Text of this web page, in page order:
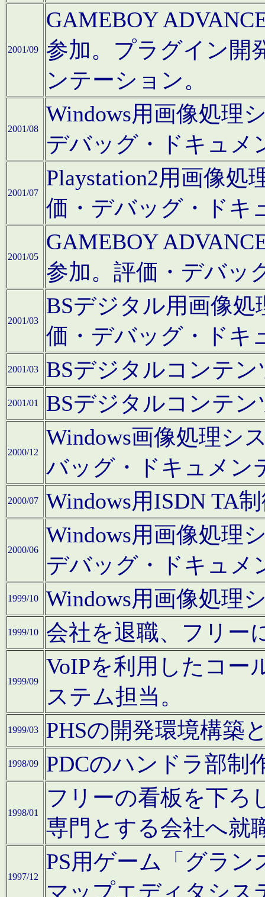
2001/09
GAMEBOY
参加。プラグイン開
ンテーション。
2001/08
Windows用画像処理
デバッグ・ドキュメ
2001/07
Playstation2用画像
価・デバッグ・ドキ
2001/05
GAMEBOY
参加。評価・デバッ
2001/03
BSデジタル用画像
価・デバッグ・ドキ
2001/03 BSデジタルコンテ
2001/01 BSデジタルコンテ
2000/12
Windows画像処理シ
バッグ・ドキュメン
2000/07 Windows用ISDN TA
2000/06
Windows用画像処理
デバッグ・ドキュメ
1999/10 Windows用画像処理
1999/10 会社を退職、フリー
1999/09
VoIPを利用したコー
ステム担当。
1999/03 PHSの開発環境構築
1998/09 PDCのハンドラ部制
1998/01
フリーの看板を下ろ
専門とする会社へ就
1997/12
PS用ゲーム「グラン
マップエディタシス